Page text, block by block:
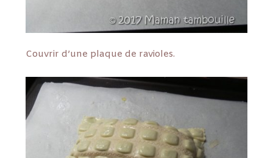
Couvrir d’une plaque de ravioles.